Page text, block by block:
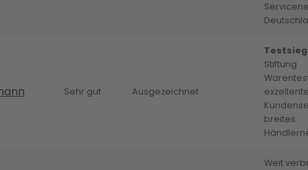
Sehr gut Ausgezeichnet
Stiftung
breites
Weit